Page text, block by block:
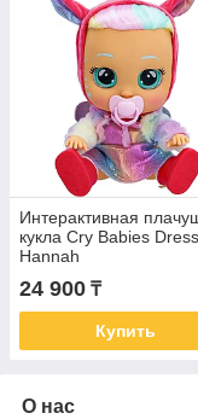
Интерактивная
кукла Cry Babies
Hannah
24 900 ₸
Купить
О нас